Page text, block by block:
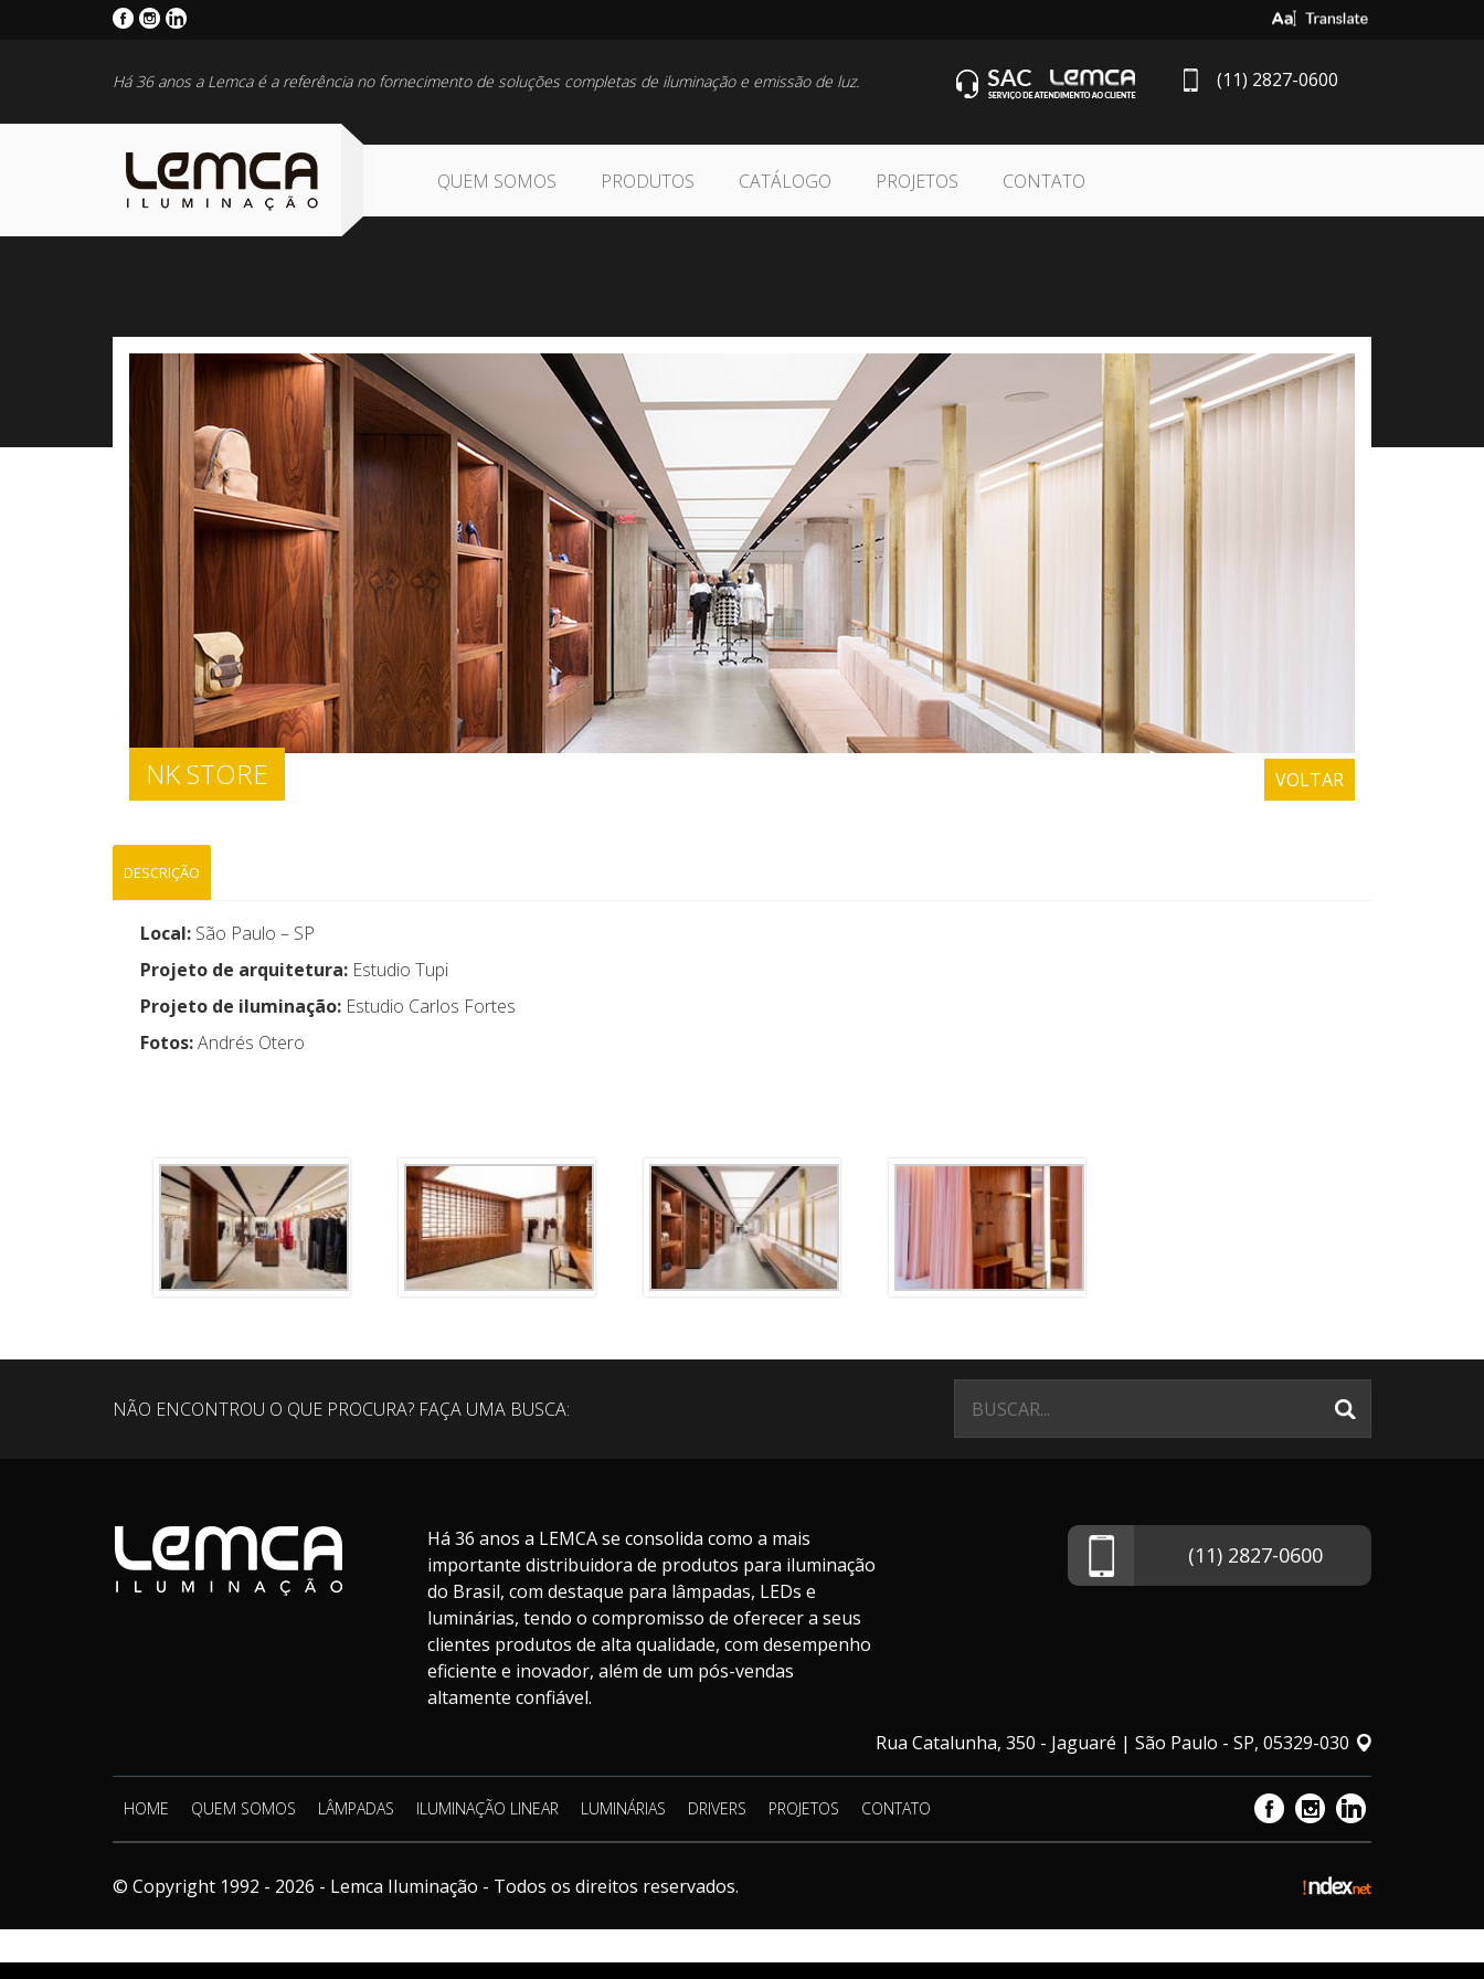
Select Language
Há 36 anos a Lemca é a referência no fornecimento de soluções completas de iluminação e emissão de luz. (11) 2827-0600
QUEM SOMOS PRODUTOS CATÁLOGO PROJETOS CONTATO
NK STORE VOLTAR
DESCRIÇÃO
Local: São Paulo – SP
Projeto de arquitetura: Estudio Tupi
Projeto de iluminação: Estudio Carlos Fortes
Fotos:Andrés Otero
NÃO ENCONTROU O QUE PROCURA? FAÇA UMA BUSCA:
Há 36 anos a LEMCA se consolida como a mais
importante distribuidora de produtos para iluminação
do Brasil, com destaque para lâmpadas, LEDs e
luminárias, tendo o compromisso de oferecer a seus
clientes produtos de alta qualidade, com desempenho
eficiente e inovador, além de um pós-vendas
altamente confiável.
(11) 2827-0600
Rua Catalunha, 350 - Jaguaré | São Paulo - SP, 05329-030
HOME QUEM SOMOS LÂMPADAS ILUMINAÇÃO LINEAR LUMINÁRIAS DRIVERS PROJETOS CONTATO
© Copyright 1992 - 2026 - Lemca Iluminação - Todos os direitos reservados.